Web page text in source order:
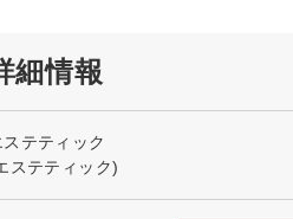
細情報
テティック
ステティック)